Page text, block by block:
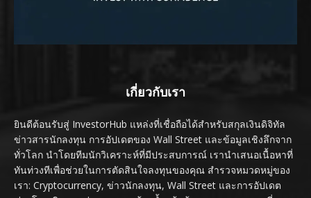
เกี่ยวกับเรา
ยินดีต้อนรับสู่ InvestorHub แหล่งที่เชื่อถือได้สำหรับสกุลเงินดิจิทัล
ข่าวสารนักลงทุน การอัปเดตของ Wall Street และข้อมูลเชิงลึกจาก
ทั่วโลก นำโดยทีมนักวิเคราะห์ที่มีประสบการณ์ เรานำเสนอเนื้อหาที่
ทันท่วงทีเพื่อช่วยในการตัดสินใจลงทุนของคุณ สำรวจหมวดหมู่ของ
เรา: Cryptocurrency, ข่าวนักลงทุน, Wall Street และการอัปเดต